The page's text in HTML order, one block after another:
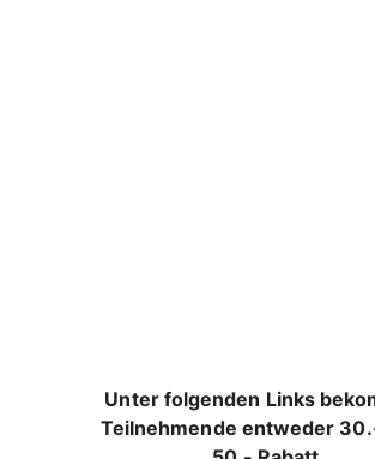
Unter folgenden Links
Teilnehmende entweder